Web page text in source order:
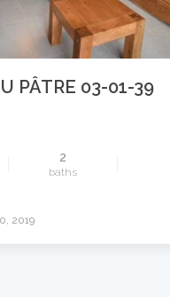
PÂTRE 03-01-39
2
baths
2019